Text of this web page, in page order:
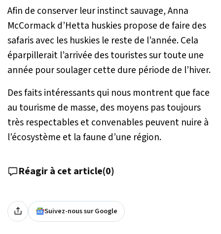
Afin de conserver leur instinct sauvage, Anna
McCormack d’Hetta huskies propose de faire des
safaris avec les huskies le reste de l’année. Cela
éparpillerait l’arrivée des touristes sur toute une
année pour soulager cette dure période de l’hiver.
Des faits intéressants qui nous montrent que face
au tourisme de masse, des moyens pas toujours
très respectables et convenables peuvent nuire à
l’écosystème et la faune d’une région.
Réagir à cet article(0)
Suivez-nous sur Google